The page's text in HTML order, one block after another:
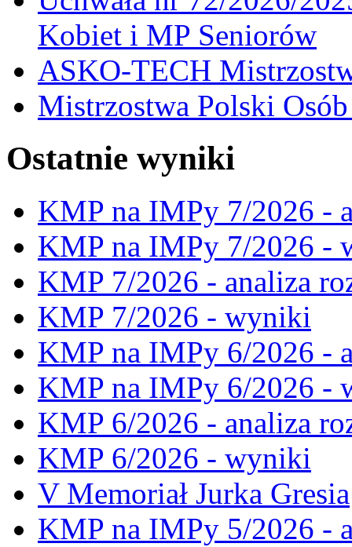
Kobiet i MP Seniorów
ASKO-TECH
Mistrzostwa Polski
Ostatnie wyniki
KMP na IMPy 7/2026 -
KMP na IMPy 7/2026 -
KMP 7/2026 - analiza
KMP 7/2026 - wyniki
KMP na IMPy 6/2026 -
KMP na IMPy 6/2026 -
KMP 6/2026 - analiza
KMP 6/2026 - wyniki
V Memoriał Jurka Gresia
KMP na IMPy 5/2026 -